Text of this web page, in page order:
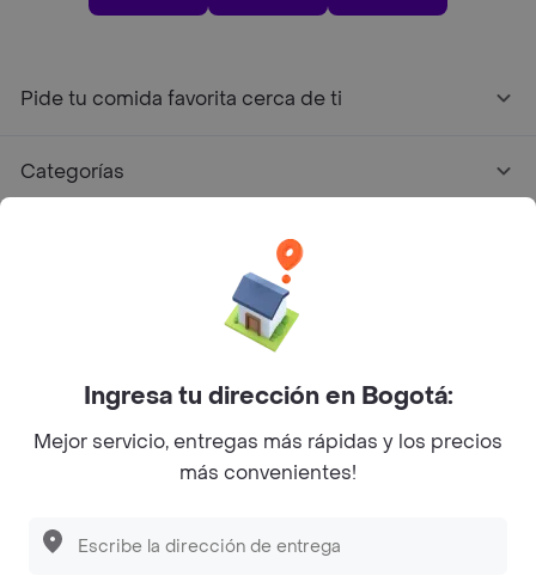
Descubre las PROMOCIONES que tenemos
Pide tu comida favorita cerca de ti
Categorías
Facebook
Twitter
Instagram
©2026Rappi Inc. All rights reserved.
Ingresa tu dirección en Bogotá:
Mejor servicio, entregas más rápidas y los precios
más convenientes!